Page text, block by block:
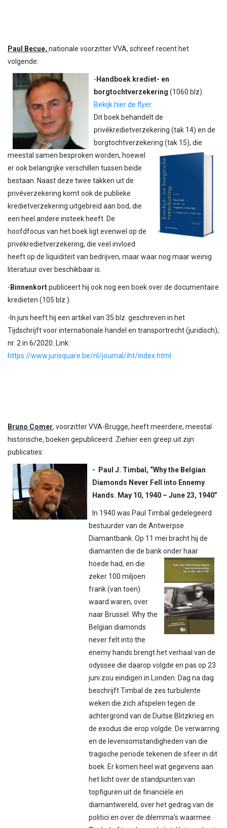
Paul Becue, nationale voorzitter VVA, schreef recent het
volgende:
- Handboek krediet- en
borgtochtverzekering (1060 blz).
Bekijk hier de flyer.
Dit boek behandelt de
privékredietverzekering (tak 14) en de
borgtochtverzekering (tak 15), die
meestal samen besproken worden, hoewel
er ook belangrijke verschillen tussen beide
bestaan. Naast deze twee takken uit de
privéverzekering komt ook de publieke
kredietverzekering uitgebreid aan bod, die
een heel andere insteek heeft. De
hoofdfocus van het boek ligt evenwel op de
privékredietverzekering, die veel invloed
heeft op de liquiditeit van bedrijven, maar waar nog maar weinig
literatuur over beschikbaar is.
- Binnenkortpubliceert hij ook nog een boek over de documentaire
kredieten (105 blz.).
-In juni heeft hij een artikel van 35 blz. geschreven in het
Tijdschrijft voor internationale handel en transportrecht (juridisch);
nr. 2 in 6/2020. Link:
https://www.jurisquare.be/nl/journal/iht/index.html
Bruno Comer, voorzitter VVA-Brugge, heeft meerdere, meestal
historische, boeken gepubliceerd. Ziehier een greep uit zijn
publicaties:
- Paul J. Timbal, “Why the Belgian
Diamonds Never Fell into Ennemy
Hands. May 10, 1940 – June 23, 1940”
In 1940 was Paul Timbal gedelegeerd
bestuurder van de Antwerpse
Diamantbank. Op 11 mei bracht hij de
diamanten die de bankonder haar
hoede had, en die
zeker 100 miljoen
frank (van toen)
waard waren, over
naar Brussel. Why the
Belgian diamonds
never felt into the
enemy hands brengt het verhaal van de
odyssee die daarop volgde en pas op 23
juni zou eindigen in Londen. Dag na dag
beschrijft Timbal de zes turbulente
weken die zich afspelen tegen de
achtergrond van de Duitse Blitzkrieg en
de exodus die erop volgde. De verwarring
en de levensomstandigheden van die
tragische periode tekenen de sfeer in dit
boek. Er komen heel wat gegevens aan
het licht over de standpunten van
topfiguren uit de financiële en
diamantwereld, over het gedrag van de
politici en over de dilemma's waarmee